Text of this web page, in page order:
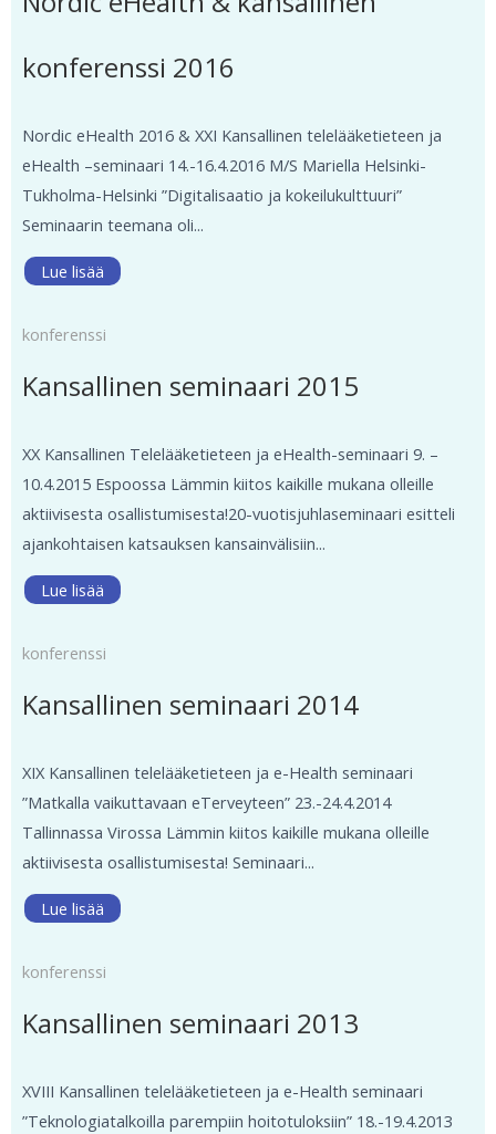
konferenssi 2016
Nordic eHealth 2016 & XXI Kansallinen telelääketieteen ja
eHealth –seminaari 14.-16.4.2016 M/S Mariella Helsinki-
Tukholma-Helsinki ”Digitalisaatio ja kokeilukulttuuri”
Seminaarin teemana oli...
Lue lisää
konferenssi
Kansallinen seminaari 2015
XX Kansallinen Telelääketieteen ja eHealth-seminaari 9. –
10.4.2015 Espoossa Lämmin kiitos kaikille mukana olleille
aktiivisesta osallistumisesta!20-vuotisjuhlaseminaari esitteli
ajankohtaisen katsauksen kansainvälisiin...
Lue lisää
konferenssi
Kansallinen seminaari 2014
XIX Kansallinen telelääketieteen ja e-Health seminaari
”Matkalla vaikuttavaan eTerveyteen” 23.-24.4.2014
Tallinnassa Virossa Lämmin kiitos kaikille mukana olleille
aktiivisesta osallistumisesta! Seminaari...
Lue lisää
konferenssi
Kansallinen seminaari 2013
XVIII Kansallinen telelääketieteen ja e-Health seminaari
”Teknologiatalkoilla parempiin hoitotuloksiin” 18.-19.4.2013